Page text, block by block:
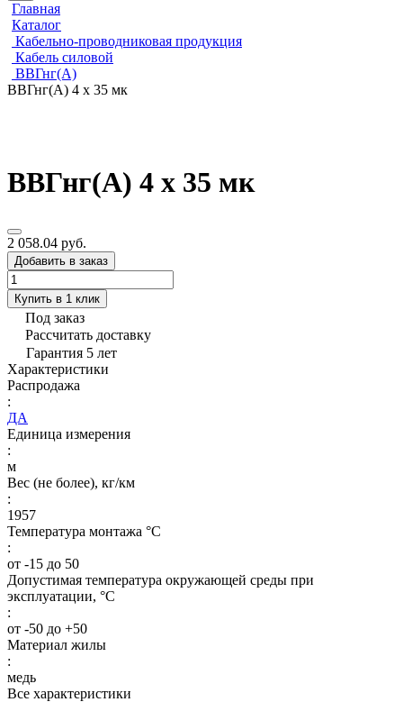
Главная
Каталог
Кабельно-проводниковая продукция
Кабель силовой
ВВГнг(А)
ВВГнг(А) 4 х 35 мк
ВВГнг(А) 4 х 35 мк
2 058.04 руб.
Добавить в заказ
Купить в 1 клик
Под заказ
Рассчитать доставку
Гарантия 5 лет
Характеристики
Распродажа
:
ДА
Единица измерения
:
м
Вес (не более), кг/км
:
1957
Температура монтажа °C
:
от -15 до 50
Допустимая температура окружающей среды при
эксплуатации, °C
:
от -50 до +50
Материал жилы
:
медь
Все характеристики